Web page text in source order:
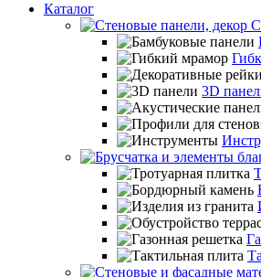
Каталог
3D